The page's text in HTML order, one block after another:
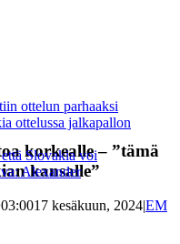
Slovakia voi
Alexander
korkealle – ”tämä
kansalle”
17 kesäkuun, 2024|EM